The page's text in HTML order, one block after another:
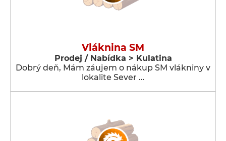
Vláknina SM
Prodej / Nabídka > Kulatina
Dobrý deň, Mám záujem o nákup SM vlákniny v
lokalite Sever …